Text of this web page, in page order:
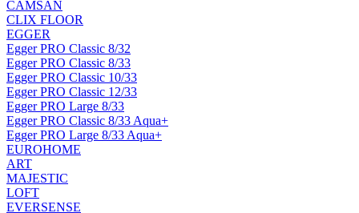
CAMSAN
CLIX FLOOR
EGGER
Egger PRO Classic 8/32
Egger PRO Classic 8/33
Egger PRO Classic 10/33
Egger PRO Classic 12/33
Egger PRO Large 8/33
Egger PRO Classic 8/33 Aqua+
Egger PRO Large 8/33 Aqua+
EUROHOME
ART
MAJESTIC
LOFT
EVERSENSE